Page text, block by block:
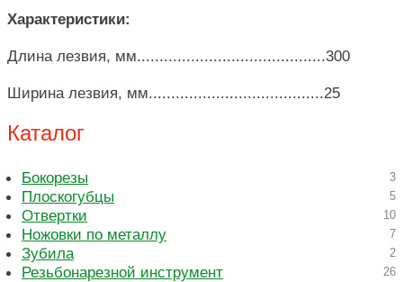
Характеристики:
Длина лезвия, мм..........................................300
Ширина лезвия, мм.......................................25
Каталог
Бокорезы 3
Плоскогубцы 5
Отвертки 10
Ножовки по металлу 7
Зубила 2
Резьбонарезной инструмент 26